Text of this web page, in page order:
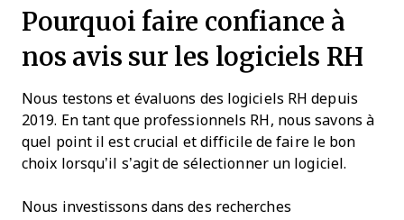
Pourquoi faire confiance à
nos avis sur les logiciels RH
Nous testons et évaluons des logiciels RH depuis
2019. En tant que professionnels RH, nous savons à
quel point il est crucial et difficile de faire le bon
choix lorsqu’il s’agit de sélectionner un logiciel.
Nous investissons dans des recherches